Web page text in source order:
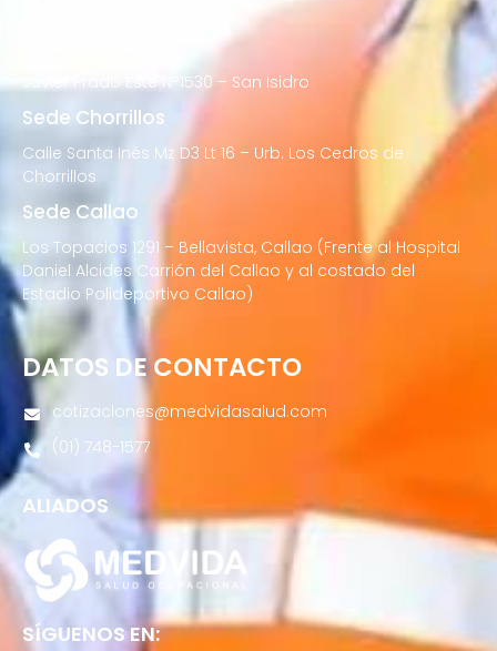
Javier Prado Este N°1530 – San Isidro
Sede Chorrillos
Calle Santa Inés Mz D3 Lt 16 – Urb. Los Cedros de
Chorrillos
Sede Callao
Los Topacios 1291 – Bellavista, Callao (Frente al Hospital
Daniel Alcides Carrión del Callao y al costado del
Estadio Polideportivo Callao)
DATOS DE CONTACTO
cotizaciones@medvidasalud.com
(01) 748-1577
ALIADOS
SÍGUENOS EN: